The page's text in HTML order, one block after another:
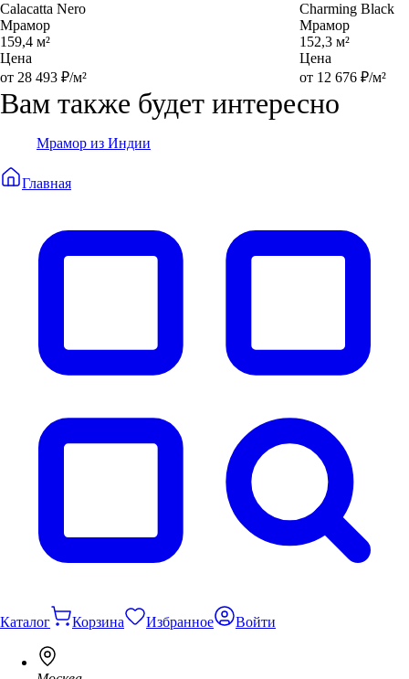
Calacatta Nero
Мрамор
159,4 м²
Цена
от 28 493 ₽/м²
Charming Black
Мрамор
152,3 м²
Цена
от 12 676 ₽/м²
Вам также будет интересно
Мрамор из Индии
Главная
Каталог Корзина Избранное Войти